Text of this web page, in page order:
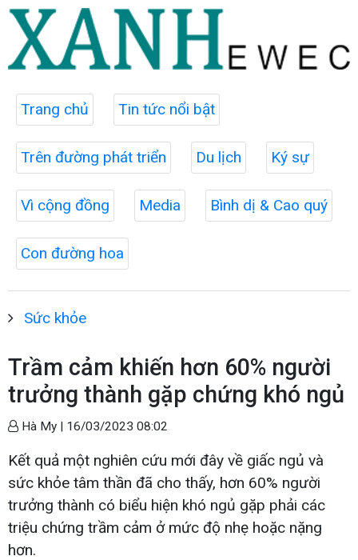
Trang chủ Tin tức nổi bật
Trên đường phát triển Du lịch Ký sự
Vì cộng đồng Media Bình dị & Cao quý
Con đường hoa
Sức khỏe
Trầm cảm khiến hơn 60% người
trưởng thành gặp chứng khó ngủ
Hà My | 16/03/2023 08:02
Kết quả một nghiên cứu mới đây về giấc ngủ và
sức khỏe tâm thần đã cho thấy, hơn 60% người
trưởng thành có biểu hiện khó ngủ gặp phải các
triệu chứng trầm cảm ở mức độ nhẹ hoặc nặng
hơn.